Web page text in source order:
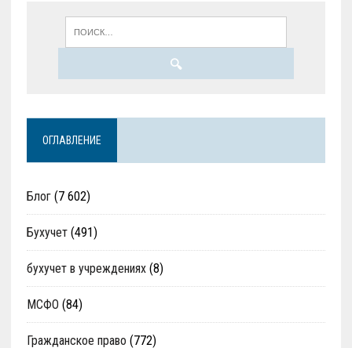
ОГЛАВЛЕНИЕ
Блог(7 602)
Бухучет(491)
бухучет в учреждениях(8)
МСФО (84)
Гражданское право (772)